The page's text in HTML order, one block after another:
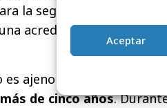
Aceptar
la seguridad de la
acreditación que solo
es ajeno al mercado de
de cinco años.